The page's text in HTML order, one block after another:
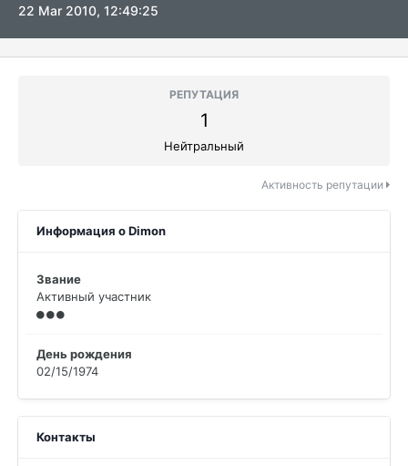
22 Mar 2010, 12:49:25
РЕПУТАЦИЯ
1
Нейтральный
Активность репутации
Информация о Dimon
Звание
Активный участник
День рождения
02/15/1974
Контакты